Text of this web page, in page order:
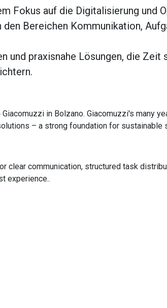
Fokus auf die Digitalisierung und
Bereichen Kommunikation,
und praxisnahe Lösungen, die Zeit
in Bolzano. Giacomuzzi's many
– a strong foundation for sustainable
clear communication, structured task
experience..